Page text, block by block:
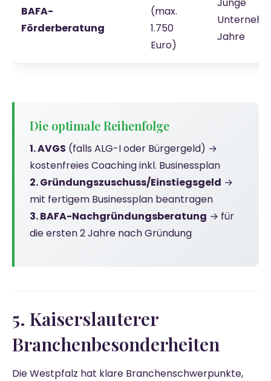
BAFA-
Förderberatung
(max.
1.750
Euro)
Jahre
Die optimale Reihenfolge
1. AVGS (falls ALG-I oder Bürgergeld) →
kostenfreies Coaching inkl. Businessplan
2. Gründungszuschuss/Einstiegsgeld →
mit fertigem Businessplan beantragen
3. BAFA-Nachgründungsberatung → für
die ersten 2 Jahre nach Gründung
5. Kaiserslauterer
Branchenbesonderheiten
Die Westpfalz hat klare Branchenschwerpunkte,